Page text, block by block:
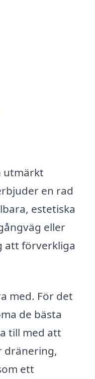
utmärkt
en rad
estetiska
eller
att förverkliga
med. För det
de bästa
till med att
dränering,
ett